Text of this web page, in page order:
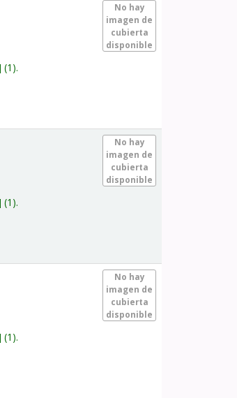
No hay
imagen de
cubierta
disponible
(1).
No hay
imagen de
cubierta
disponible
(1).
No hay
imagen de
cubierta
disponible
(1).